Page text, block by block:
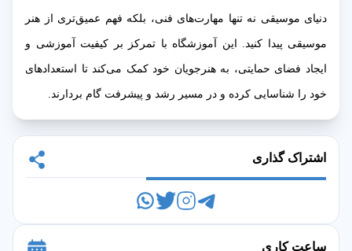
دنیای موسیقی نه تنها مهارت‌های فنی، بلکه فهم عمیق‌تری از هنر
موسیقی پیدا کنید. این آموزشگاه با تمرکز بر کیفیت آموزشی و
ایجاد فضای حمایتی، به هنرجویان خود کمک می‌کند تا استعدادهای
خود را شناسایی کرده و در مسیر رشد و پیشرفت گام بردارند.
اشتراک گذاری
ساعت کاری